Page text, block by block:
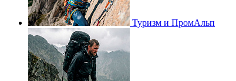
Туризм и ПромАльп